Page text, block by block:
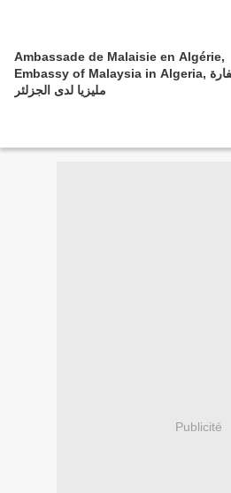
Ambassade de Malaisie en Algérie,
Embassy of Malaysia in Algeria, سفارة
مليزيا لدى الجزلئر
Publicité